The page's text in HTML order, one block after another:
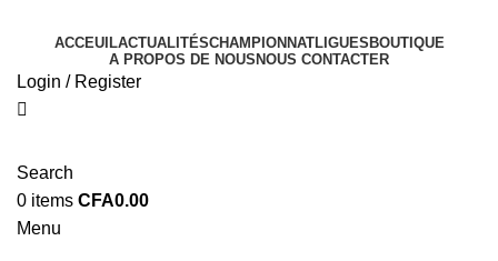
ACCEUILACTUALITÉSCHAMPIONNATLIGUES BOUTIQUE
A PROPOS DE NOUS NOUS CONTACTER
Login / Register
Search
0 items CFA0.00
Menu